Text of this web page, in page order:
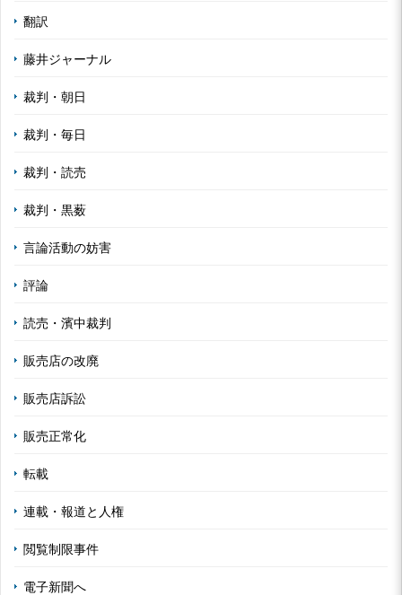
翻訳
藤井ジャーナル
裁判・朝日
裁判・毎日
裁判・読売
裁判・黒薮
言論活動の妨害
評論
読売・濱中裁判
販売店の改廃
販売店訴訟
販売正常化
転載
連載・報道と人権
閲覧制限事件
電子新聞へ